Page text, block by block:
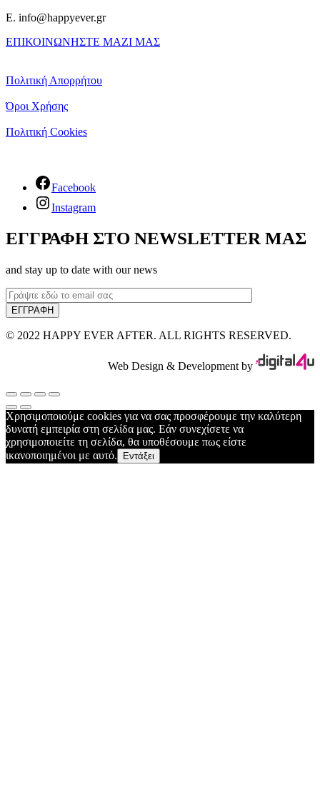
E. info@happyever.gr
ΕΠΙΚΟΙΝΩΝΗΣΤΕ ΜΑΖΙ ΜΑΣ
Πολιτική Απορρήτου
Όροι Χρήσης
Πολιτική Cookies
Facebook
Instagram
ΕΓΓΡΑΦΗ ΣΤΟ NEWSLETTER ΜΑΣ
and stay up to date with our news
© 2022 HAPPY EVER AFTER. ALL RIGHTS RESERVED.
Web Design & Development by
Χρησιμοποιούμε cookies για να σας προσφέρουμε την καλύτερη
δυνατή εμπειρία στη σελίδα μας. Εάν συνεχίσετε να
χρησιμοποιείτε τη σελίδα, θα υποθέσουμε πως είστε
ικανοποιημένοι με αυτό.
Εντάξει